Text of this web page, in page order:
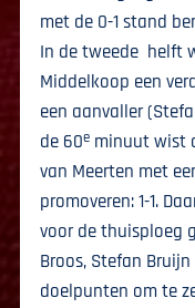
met de 0-1 stand
In de tweede helft
Middelkoop een
een aanvaller
de 60e minuut wist
van Meerten met
promoveren: 1-1.
voor de thuisploeg
Broos, Stefan
doelpunten om te